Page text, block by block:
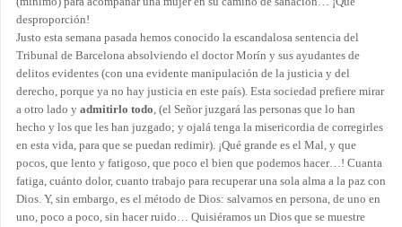
desproporción!
Justo esta semana pasada hemos conocido la escandalosa sentencia del
Tribunal de Barcelona absolviendo el doctor Morín y sus ayudantes de
delitos evidentes (con una evidente manipulación de la justicia y del
derecho, porque ya no hay justicia en este país). Esta sociedad prefiere mirar
a otro lado y admitirlo todo, (el Señor juzgará las personas que lo han
hecho y los que les han juzgado; y ojalá tenga la misericordia de corregirles
en esta vida, para que se puedan redimir). ¡Qué grande es el Mal, y que
pocos, que lento y fatigoso, que poco el bien que podemos hacer…! Cuanta
fatiga, cuánto dolor, cuanto trabajo para recuperar una sola alma a la paz con
Dios. Y, sin embargo, es el método de Dios: salvarnos en persona, de uno en
uno, poco a poco, sin hacer ruido… Quisiéramos un Dios que se muestre